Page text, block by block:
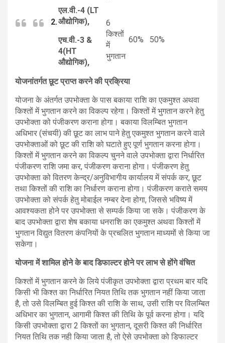
2.
एल.वी.-4 (LT
औद्योगिक),
एच.वी.-3 &
4(HT
औद्योगिक),
6
किश्तों
में
भुगतान
60% 50%
योजनांतर्गत छूट प्राप्त करने की प्रक्रिया
योजना के अंतर्गत उपभोक्ता के पास बकाया राशि का एकमुश्त अथवा
किश्तों में भुगतान करने का विकल्प रहेगा। किश्तों में भुगतान करने हेतु
उपभोक्ता को पंजीकरण कराना होगा। बकाया विलम्बित भुगतान
अधिभार (संचयी) की छूट का लाभ पाने हेतु एकमुश्त भुगतान करने वाले
उपभोक्ताओं को छूट की राशि को घटाते हुए पूर्ण भुगतान करना होगा।
किश्तों में भुगतान करने का विकल्प चुनने वाले उपभोक्ता द्वारा निर्धारित
पंजीकरण राशि जमा कर, पंजीकरण कराना होगा। पंजीकरण हेतु
उपभोक्ता को वितरण केन्द्र/अनुविभागीय कार्यालय में संपर्क कर, छूट
तथा किश्तों की राशि का निर्धारण कराना होगा। पंजीकरण कराते समय
उपभोक्ता को संपर्क हेतु मोबाईल नम्बर देना होगा, जिससे भविष्य में
आवश्यकता होने पर उपभोक्ता से सम्पर्क किया जा सके। पंजीकरण के
बाद उपभोक्ता द्वारा शेष बकाया धनराशि का एकमुश्त अथवा किश्तों में
भुगतान विद्युत वितरण कंपनियों के प्रचलित भुगतान माध्यमों से किया जा
सकेगा।
योजना में शामिल होने के बाद डिफाल्टर होने पर लाभ से होंगे वंचित
किश्तों में भुगतान करने के लिये पंजीकृत उपभोक्ता द्वारा प्रथम बार यदि
किसी भी किश्त का निर्धारित नियत तिथि तक भुगतान नहीं किया जाता
है, तो उसे विलम्बित हुई किश्त की राशि के साथ, उसी राशि पर विलम्बित
अधिभार का भुगतान, आगामी किश्त की तिथि के पूर्व करना होगा। यदि
किसी उपभोक्ता द्वारा 2 किश्तों का भुगतान, दूसरी किश्त की निर्धारित
नियत तिथि तक नही किया जाता है, तो ऐसे उपभोक्ता को डिफाल्टर